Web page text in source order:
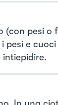
(con pesi o
i pesi e